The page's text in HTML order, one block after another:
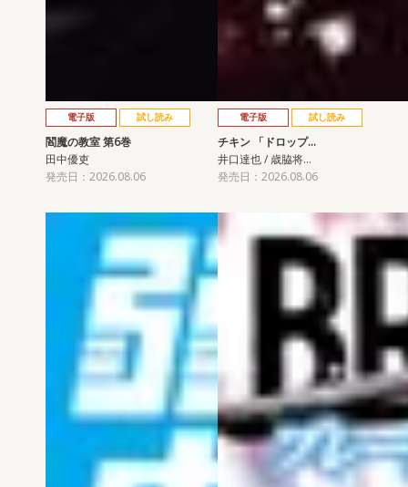
電子版 試し読み
閻魔の教室 第6巻
田中優吏
発売日：2026.08.06
電子版 試し読み
チキン 「ドロップ…
井口達也 / 歳脇将…
発売日：2026.08.06